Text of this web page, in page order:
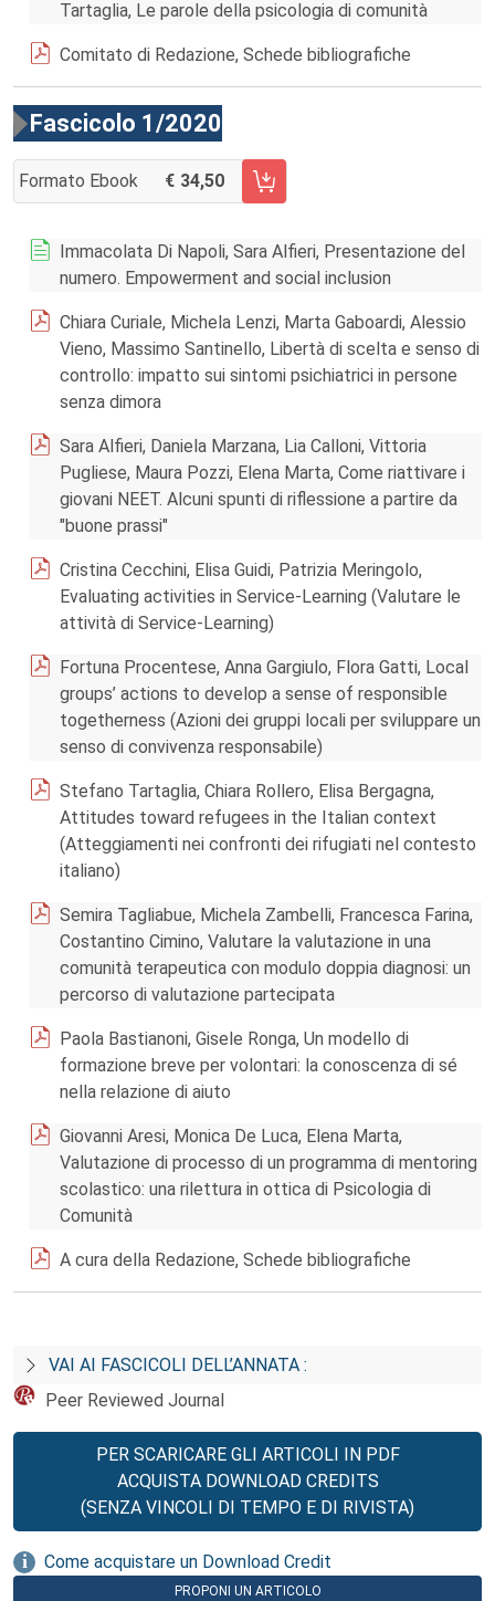
Tartaglia, Le parole della psicologia di comunità
Comitato di Redazione, Schede bibliografiche
Fascicolo 1/2020
Formato Ebook 34,50
AGGIUNGI AL CARRELLO FASCICOLO 1/2020
Immacolata Di Napoli, Sara Alfieri, Presentazione del
numero. Empowerment and social inclusion
Chiara Curiale, Michela Lenzi, Marta Gaboardi, Alessio
Vieno, Massimo Santinello, Libertà di scelta e senso di
controllo: impatto sui sintomi psichiatrici in persone
senza dimora
Sara Alfieri, Daniela Marzana, Lia Calloni, Vittoria
Pugliese, Maura Pozzi, Elena Marta, Come riattivare i
giovani NEET. Alcuni spunti di riflessione a partire da
"buone prassi"
Cristina Cecchini, Elisa Guidi, Patrizia Meringolo,
Evaluating activities in Service-Learning (Valutare le
attività di Service-Learning)
Fortuna Procentese, Anna Gargiulo, Flora Gatti, Local
groups’ actions to develop a sense of responsible
togetherness (Azioni dei gruppi locali per sviluppare un
senso di convivenza responsabile)
Stefano Tartaglia, Chiara Rollero, Elisa Bergagna,
Attitudes toward refugees in the Italian context
(Atteggiamenti nei confronti dei rifugiati nel contesto
italiano)
Semira Tagliabue, Michela Zambelli, Francesca Farina,
Costantino Cimino, Valutare la valutazione in una
comunità terapeutica con modulo doppia diagnosi: un
percorso di valutazione partecipata
Paola Bastianoni, Gisele Ronga, Un modello di
formazione breve per volontari: la conoscenza di sé
nella relazione di aiuto
Giovanni Aresi, Monica De Luca, Elena Marta,
Valutazione di processo di un programma di mentoring
scolastico: una rilettura in ottica di Psicologia di
Comunità
A cura della Redazione, Schede bibliografiche
VAI AI FASCICOLI DELL’ANNATA :
Peer Reviewed Journal
PER SCARICARE GLI ARTICOLI IN PDF
ACQUISTA DOWNLOAD CREDITS
(SENZA VINCOLI DI TEMPO E DI RIVISTA)
Come acquistare un Download Credit
PROPONI UN ARTICOLO